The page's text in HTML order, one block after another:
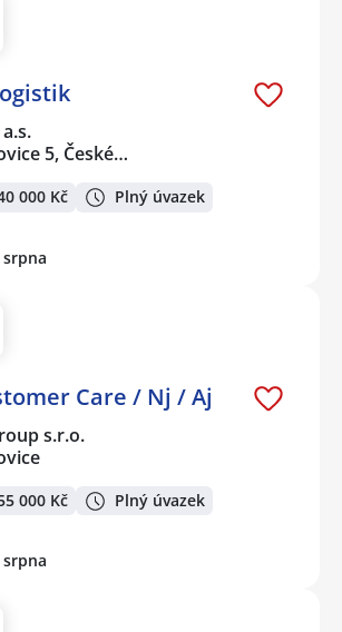
5, České…
000 Kč Plný úvazek
Care / Nj / Aj
s.r.o.
000 Kč Plný úvazek